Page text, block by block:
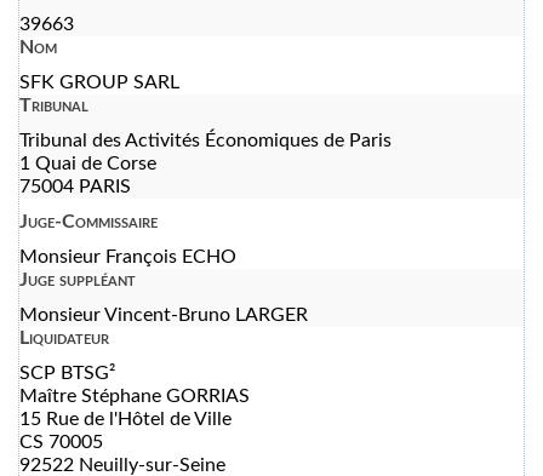
39663
Nom
SFK GROUP SARL
Tribunal
Tribunal des Activités Économiques de Paris
1 Quai de Corse
75004 PARIS
Juge-Commissaire
Monsieur François ECHO
Juge suppléant
Monsieur Vincent-Bruno LARGER
Liquidateur
SCP BTSG²
Maître Stéphane GORRIAS
15 Rue de l'Hôtel de Ville
CS 70005
92522 Neuilly-sur-Seine